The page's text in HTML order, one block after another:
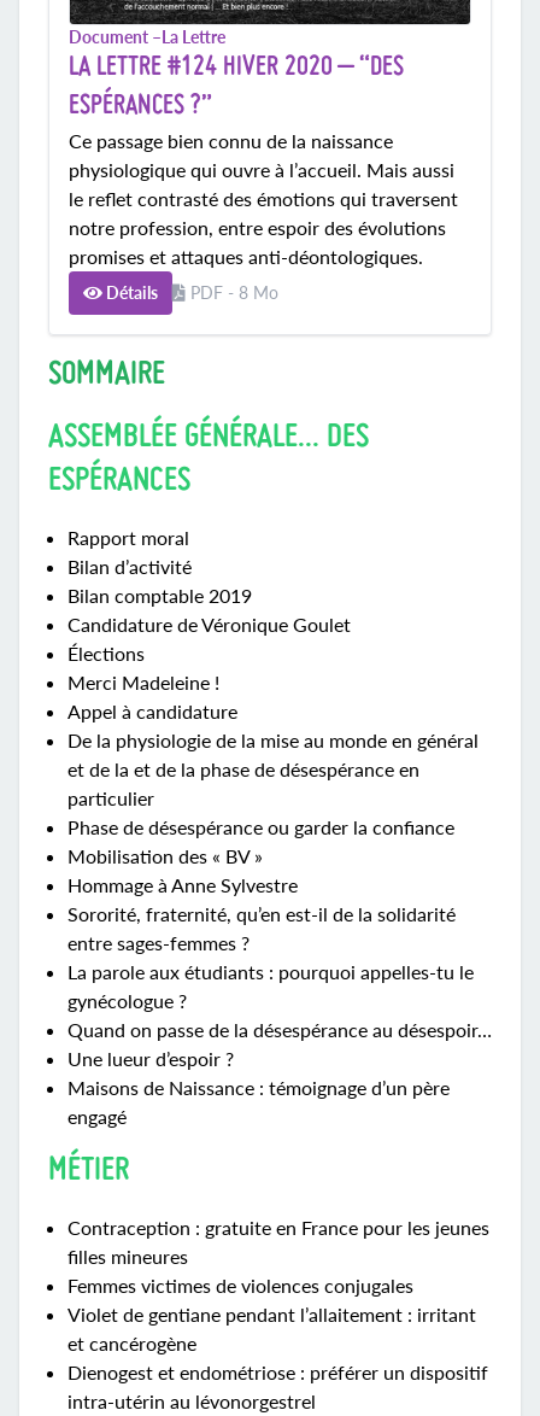
Document –La Lettre
LA LETTRE #124 HIVER 2020 – “DES
ESPÉRANCES ?”
Ce passage bien connu de la naissance
physiologique qui ouvre à l’accueil. Mais aussi
le reflet contrasté des émotions qui traversent
notre profession, entre espoir des évolutions
promises et attaques anti-déontologiques.
Détails PDF - 8 Mo
SOMMAIRE
ASSEMBLÉE GÉNÉRALE... DES
ESPÉRANCES
Rapport moral
Bilan d’activité
Bilan comptable 2019
Candidature de Véronique Goulet
Élections
Merci Madeleine !
Appel à candidature
De la physiologie de la mise au monde en général
et de la et de la phase de désespérance en
particulier
Phase de désespérance ou garder la confiance
Mobilisation des « BV »
Hommage à Anne Sylvestre
Sororité, fraternité, qu’en est-il de la solidarité
entre sages-femmes ?
La parole aux étudiants : pourquoi appelles-tu le
gynécologue ?
Quand on passe de la désespérance au désespoir…
Une lueur d’espoir ?
Maisons de Naissance : témoignage d’un père
engagé
MÉTIER
Contraception : gratuite en France pour les jeunes
filles mineures
Femmes victimes de violences conjugales
Violet de gentiane pendant l’allaitement : irritant
et cancérogène
Dienogest et endométriose : préférer un dispositif
intra-utérin au lévonorgestrel